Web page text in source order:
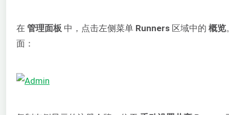
在 管理面板 中，点击左侧菜单 Runners 区域中的 概览
面：